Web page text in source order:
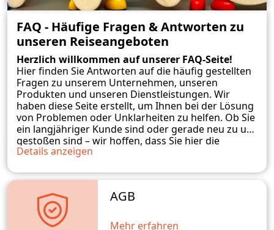
FAQ - Häufige Fragen & Antworten zu
unseren Reiseangeboten
Herzlich willkommen auf unserer FAQ-Seite!
Hier finden Sie Antworten auf die häufig gestellten
Fragen zu unserem Unternehmen, unseren
Produkten und unseren Dienstleistungen. Wir
haben diese Seite erstellt, um Ihnen bei der Lösung
von Problemen oder Unklarheiten zu helfen. Ob Sie
ein langjähriger Kunde sind oder gerade neu zu uns
gestoßen sind – wir hoffen, dass Sie hier die
benötigten Informationen finden. Sollten Sie
kontaktieren. Wir stehen Ihnen gerne zur
weiterzuhelfen.
Details anzeigen
AGB
Mehr erfahren